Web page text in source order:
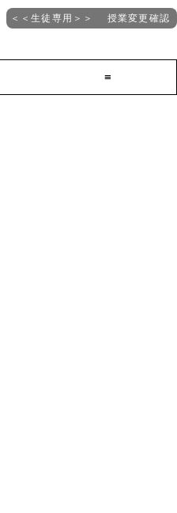
＜＜生徒専用＞＞ 授業変更確認
≡